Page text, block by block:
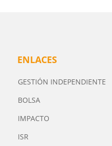
ENLACES
GESTIÓN INDEPENDIENTE
BOLSA
IMPACTO
ISR